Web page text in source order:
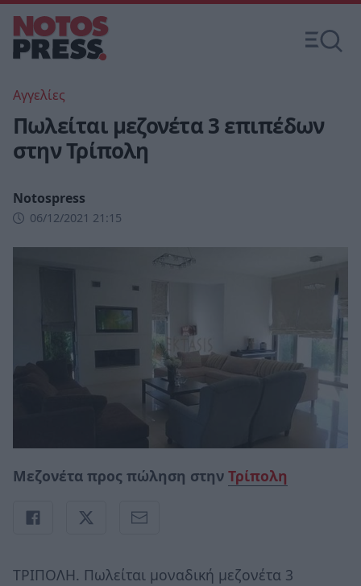
Αγγελίες
Πωλείται μεζονέτα 3 επιπέδων
στην Τρίπολη
Notospress
06/12/2021 21:15
Μεζονέτα προς πώληση στην Τρίπολη
ΤΡΙΠΟΛΗ. Πωλείται μοναδική μεζονέτα 3